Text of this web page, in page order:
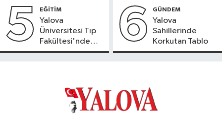
5 EĞİTİM
Yalova
Üniversitesi Tıp
Fakültesi'nde
Yeni Dönem
6 GÜNDEM
Yalova
Sahillerinde
Korkutan Tablo